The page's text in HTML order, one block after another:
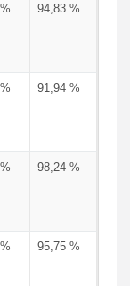
94,83 %
91,94 %
98,24 %
95,75 %